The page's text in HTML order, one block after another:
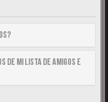
de mi lista de Amigos e